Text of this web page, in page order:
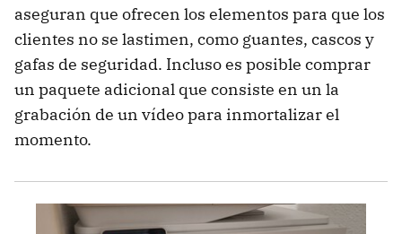
aseguran que ofrecen los elementos para que los
clientes no se lastimen, como guantes, cascos y
gafas de seguridad. Incluso es posible comprar
un paquete adicional que consiste en un la
grabación de un vídeo para inmortalizar el
momento.